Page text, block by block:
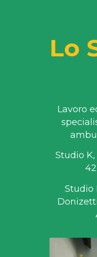
Lo
Lavoro
Studio
Studio